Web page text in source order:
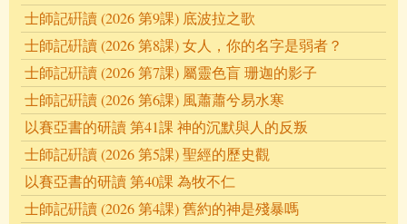
士師記硏讀 (2026 第9課) 底波拉之歌
士師記硏讀 (2026 第8課) 女人，你的名字是弱者？
士師記硏讀 (2026 第7課) 屬靈色盲 珊迦的影子
士師記硏讀 (2026 第6課) 風蕭蕭兮易水寒
以賽亞書的研讀 第41課 神的沉默與人的反叛
士師記硏讀 (2026 第5課) 聖經的歷史觀
以賽亞書的研讀 第40課 為牧不仁
士師記硏讀 (2026 第4課) 舊約的神是殘暴嗎